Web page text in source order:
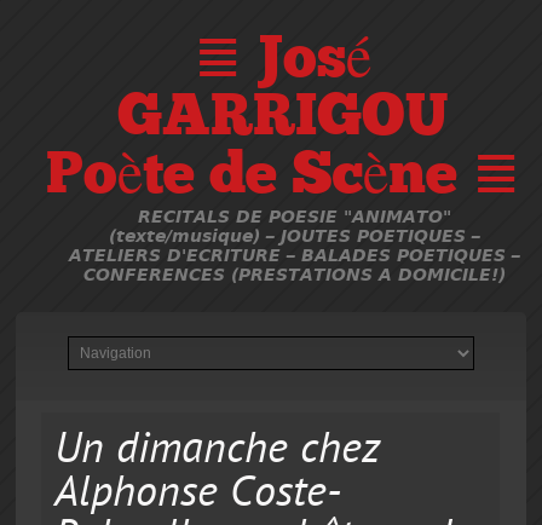
≣ José
GARRIGOU
Poète de Scène ≣
RECITALS DE POESIE "ANIMATO"
(texte/musique) – JOUTES POETIQUES –
ATELIERS D'ECRITURE – BALADES POETIQUES –
CONFERENCES (PRESTATIONS A DOMICILE!)
Un dimanche chez
Alphonse Coste-